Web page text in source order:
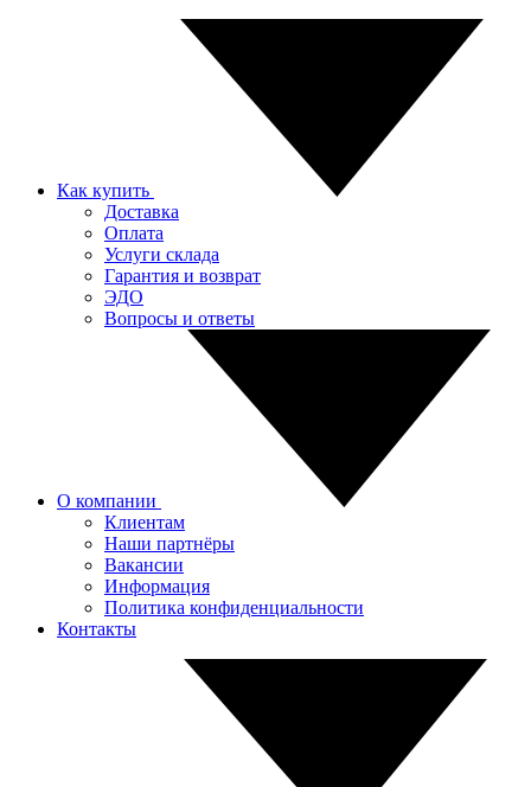
Как купить
Доставка
Оплата
Услуги склада
Гарантия и возврат
ЭДО
Вопросы и ответы
О компании
Клиентам
Наши партнёры
Вакансии
Информация
Политика конфиденциальности
Контакты